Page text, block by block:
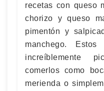
recetas con queso
chorizo y queso
pimentón y
manchego.
increíblemente
comerlos como
merienda o